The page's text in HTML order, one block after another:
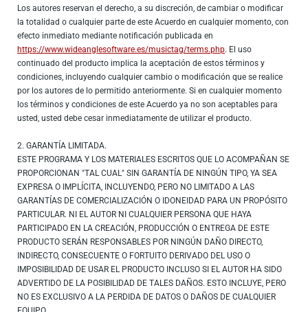
Los autores reservan el derecho, a su discreción, de cambiar o modificar
la totalidad o cualquier parte de este Acuerdo en cualquier momento, con
efecto inmediato mediante notificación publicada en
https://www.wideanglesoftware.es/musictag/terms.php. El uso
continuado del producto implica la aceptación de estos términos y
condiciones, incluyendo cualquier cambio o modificación que se realice
por los autores de lo permitido anteriormente. Si en cualquier momento
los términos y condiciones de este Acuerdo ya no son aceptables para
usted, usted debe cesar inmediatamente de utilizar el producto.
2. GARANTÍA LIMITADA.
ESTE PROGRAMA Y LOS MATERIALES ESCRITOS QUE LO ACOMPAÑAN SE
PROPORCIONAN "TAL CUAL" SIN GARANTÍA DE NINGÚN TIPO, YA SEA
EXPRESA O IMPLÍCITA, INCLUYENDO, PERO NO LIMITADO A LAS
GARANTÍAS DE COMERCIALIZACIÓN O IDONEIDAD PARA UN PROPÓSITO
PARTICULAR. NI EL AUTOR NI CUALQUIER PERSONA QUE HAYA
PARTICIPADO EN LA CREACIÓN, PRODUCCIÓN O ENTREGA DE ESTE
PRODUCTO SERÁN RESPONSABLES POR NINGÚN DAÑO DIRECTO,
INDIRECTO, CONSECUENTE O FORTUITO DERIVADO DEL USO O
IMPOSIBILIDAD DE USAR EL PRODUCTO INCLUSO SI EL AUTOR HA SIDO
ADVERTIDO DE LA POSIBILIDAD DE TALES DAÑOS. ESTO INCLUYE, PERO
NO ES EXCLUSIVO A LA PERDIDA DE DATOS O DAÑOS DE CUALQUIER